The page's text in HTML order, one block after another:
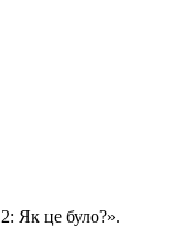
Як це було?».